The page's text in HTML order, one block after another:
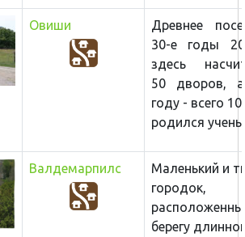
Овиши
Древнее
30-е годы
здесь
50 дворов,
году - всего
родился
Валдемарпилс
Маленький и
городок,
берегу